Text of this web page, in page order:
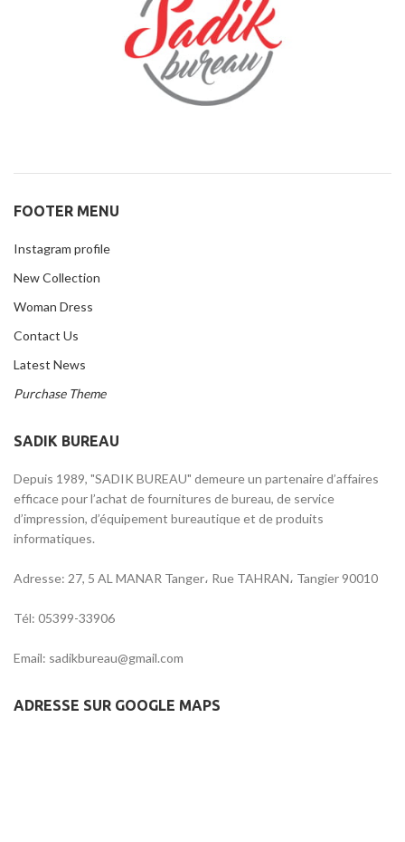
FOOTER MENU
Instagram profile
New Collection
Woman Dress
Contact Us
Latest News
Purchase Theme
SADIK BUREAU
Depuis 1989, "SADIK BUREAU" demeure un partenaire d’affaires
efficace pour l’achat de fournitures de bureau, de service
d’impression, d’équipement bureautique et de produits
informatiques.
Adresse: 27, 5 AL MANAR Tanger، Rue TAHRAN، Tangier 90010
Tél: 05399-33906
Email: sadikbureau@gmail.com
ADRESSE SUR GOOGLE MAPS